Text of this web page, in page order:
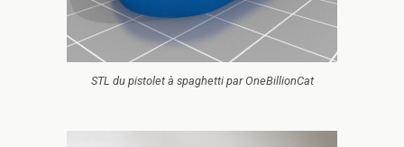
STL du pistolet à spaghetti par OneBillionCat